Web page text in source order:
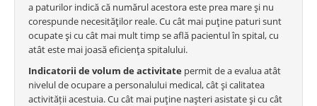
a paturilor indică că numărul acestora este prea mare şi nu
corespunde necesităţilor reale. Cu cât mai puţine paturi sunt
ocupate şi cu cât mai mult timp se află pacientul în spital, cu
atât este mai joasă eficienţa spitalului.
Indicatorii de volum de activitate permit de a evalua atât
nivelul de ocupare a personalului medical, cât şi calitatea
activității acestuia. Cu cât mai puţine naşteri asistate şi cu cât